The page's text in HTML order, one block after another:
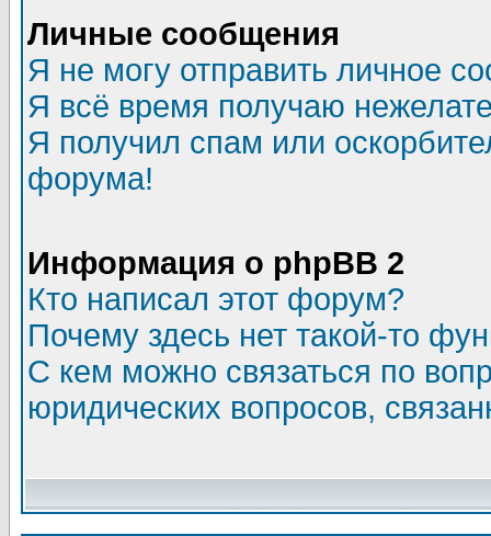
Личные сообщения
Я не могу отправить личное
Я всё время получаю
Я получил спам или
форума!
Информация о phpBB 2
Кто написал этот форум?
Почему здесь нет такой-то
С кем можно связаться по
юридических вопросов,